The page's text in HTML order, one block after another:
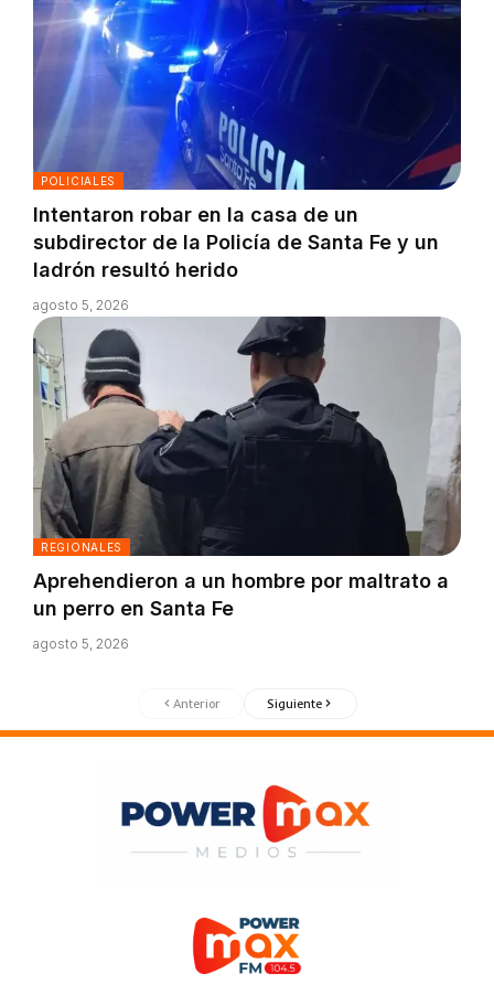
POLICIALES
Intentaron robar en la casa de un
subdirector de la Policía de Santa Fe y un
ladrón resultó herido
agosto 5, 2026
REGIONALES
Aprehendieron a un hombre por maltrato a
un perro en Santa Fe
agosto 5, 2026
Anterior Siguiente